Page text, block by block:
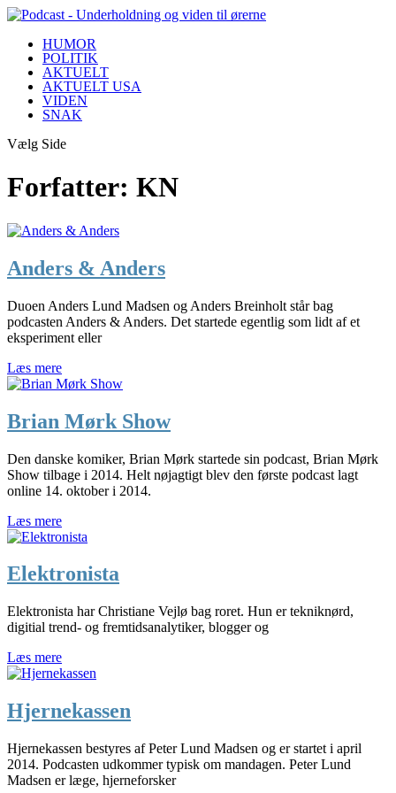
HUMOR
POLITIK
AKTUELT
AKTUELT USA
VIDEN
SNAK
Vælg Side
Forfatter: KN
Anders & Anders
Duoen Anders Lund Madsen og Anders Breinholt står bag
podcasten Anders & Anders. Det startede egentlig som lidt af et
eksperiment eller
Læs mere
Brian Mørk Show
Den danske komiker, Brian Mørk startede sin podcast, Brian Mørk
Show tilbage i 2014. Helt nøjagtigt blev den første podcast lagt
online 14. oktober i 2014.
Læs mere
Elektronista
Elektronista har Christiane Vejlø bag roret. Hun er tekniknørd,
digitial trend- og fremtidsanalytiker, blogger og
Læs mere
Hjernekassen
Hjernekassen bestyres af Peter Lund Madsen og er startet i april
2014. Podcasten udkommer typisk om mandagen. Peter Lund
Madsen er læge, hjerneforsker